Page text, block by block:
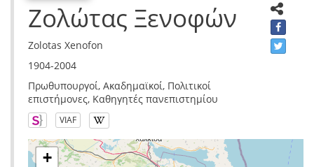
Ζολώτας Ξενοφών
Zolotas Xenofon
1904-2004
Πρωθυπουργοί, Ακαδημαϊκοί, Πολιτικοί
επιστήμονες, Καθηγητές πανεπιστημίου
VIAF
+